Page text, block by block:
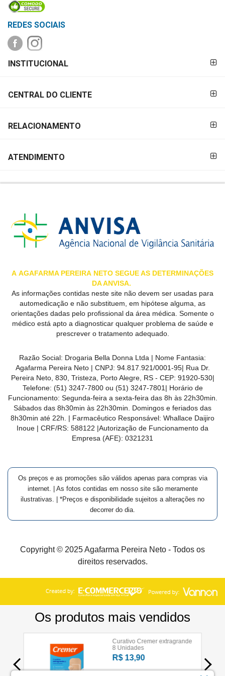
&
OFERTAS
ATENDIMENTO
LOJAS
MAIS
PRÓXIMA
DO
CLIENTE
REDES SOCIAIS
PAGAMENTO
INSTITUCIONAL
CENTRAL DO CLIENTE
RELACIONAMENTO
ATENDIMENTO
A AGAFARMA PEREIRA NETO SEGUE AS DETERMINAÇÕES
DA ANVISA.
As informações contidas neste site não devem ser usadas para
automedicação e não substituem, em hipótese alguma, as
orientações dadas pelo profissional da área médica. Somente o
médico está apto a diagnosticar qualquer problema de saúde e
prescrever o tratamento adequado.
Razão Social: Drogaria Bella Donna Ltda | Nome Fantasia:
Agafarma Pereira Neto | CNPJ: 94.817.921/0001-95| Rua Dr.
Pereira Neto, 830, Tristeza, Porto Alegre, RS - CEP: 91920-530|
Telefone: (51) 3247-7800 ou (51) 3247-7801 | Horário de
Funcionamento: Segunda-feira a sexta-feira das 8h às 22h30min.
Sábados das 8h30min às 22h30min. Domingos e feriados das
8h30min até 22h. | Farmacêutico Responsável: Whallace Daijiro
Inoue | CRF/RS: 588122 |Autorização de Funcionamento da
Empresa (AFE): 0321231
Os preços e as promoções são válidos apenas para compras via
internet. | As fotos contidas em nosso site são meramente
ilustrativas. | *Preços e disponibilidade sujeitos a alterações no
decorrer do dia.
Copyright © 2025 Agafarma Pereira Neto - Todos os
direitos reservados.